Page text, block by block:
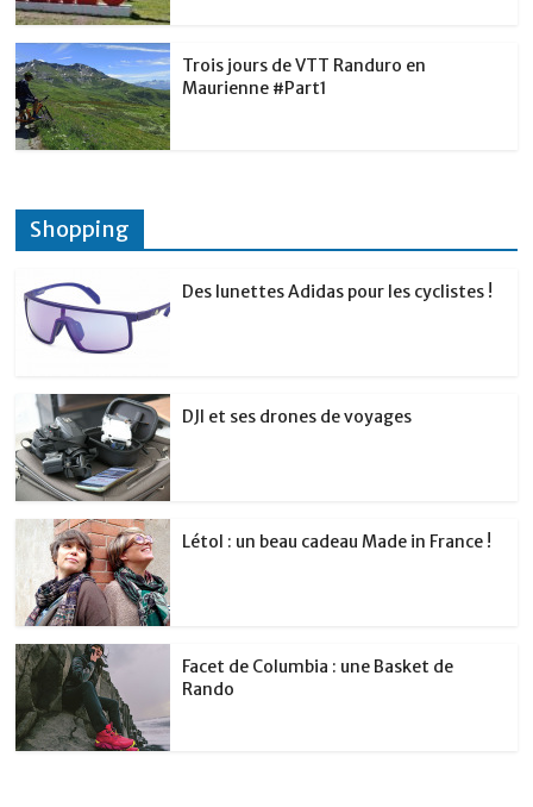
Trois jours de VTT Randuro en
Maurienne #Part1
Shopping
Des lunettes Adidas pour les cyclistes !
DJI et ses drones de voyages
Létol : un beau cadeau Made in France !
Facet de Columbia : une Basket de
Rando